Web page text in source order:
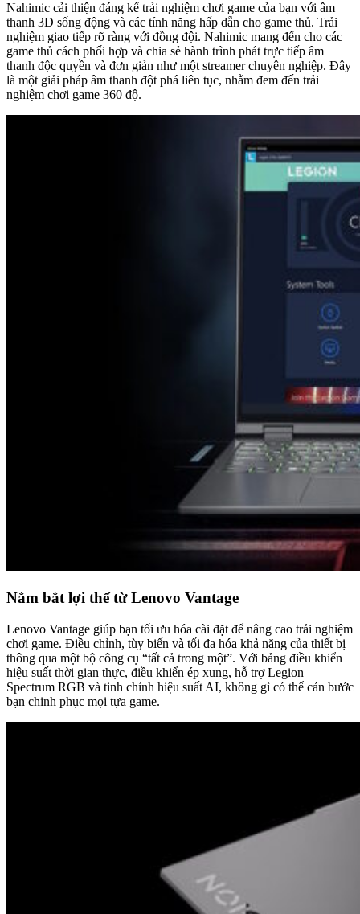
Nahimic cải thiện đáng kể trải nghiệm chơi game của bạn với âm
thanh 3D sống động và các tính năng hấp dẫn cho game thủ. Trải
nghiệm giao tiếp rõ ràng với đồng đội. Nahimic mang đến cho các
game thủ cách phối hợp và chia sẻ hành trình phát trực tiếp âm
thanh độc quyền và đơn giản như một streamer chuyên nghiệp. Đây
là một giải pháp âm thanh đột phá liên tục, nhằm đem đến trải
nghiệm chơi game 360 độ.
Nắm bắt lợi thế từ Lenovo Vantage
Lenovo Vantage giúp bạn tối ưu hóa cài đặt để nâng cao trải nghiệm
chơi game. Điều chỉnh, tùy biến và tối đa hóa khả năng của thiết bị
thông qua một bộ công cụ “tất cả trong một”. Với bảng điều khiển
hiệu suất thời gian thực, điều khiển ép xung, hỗ trợ Legion
Spectrum RGB và tinh chỉnh hiệu suất AI, không gì có thể cản bước
bạn chinh phục mọi tựa game.